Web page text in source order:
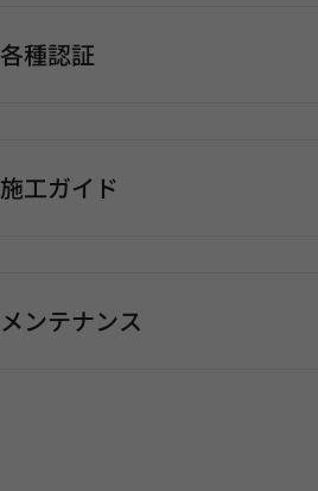
各種認証
施工ガイド
メンテナンス